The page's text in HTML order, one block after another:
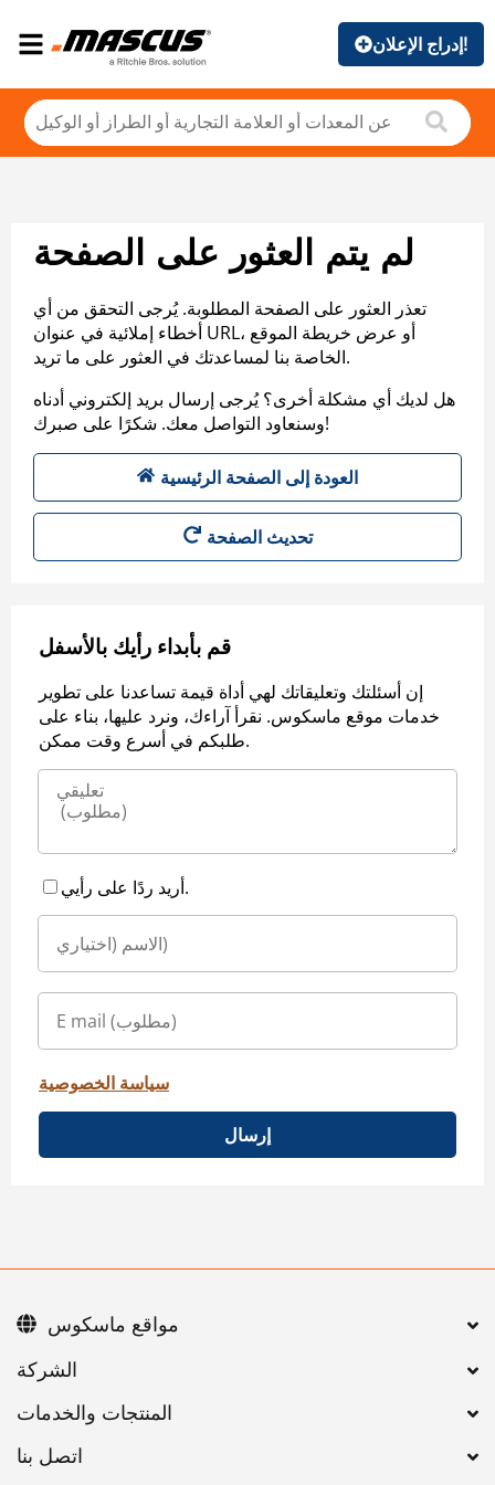
إدراج الإعلان!
لم يتم العثور على الصفحة
تعذر العثور على الصفحة المطلوبة. يُرجى التحقق من أي
أخطاء إملائية في عنوان URL، أو عرض خريطة الموقع
الخاصة بنا لمساعدتك في العثور على ما تريد.
هل لديك أي مشكلة أخرى؟ يُرجى إرسال بريد إلكتروني أدناه
وسنعاود التواصل معك. شكرًا على صبرك!
العودة إلى الصفحة الرئيسية
تحديث الصفحة
قم بأبداء رأيك بالأسفل
إن أسئلتك وتعليقاتك لهي أداة قيمة تساعدنا على تطوير
خدمات موقع ماسكوس. نقرأ آراءك، ونرد عليها، بناء على
طلبكم في أسرع وقت ممكن.
أريد ردًا على رأيي.
سياسة الخصوصية
إرسال
اتصل بنا
مواقع ماسكوس